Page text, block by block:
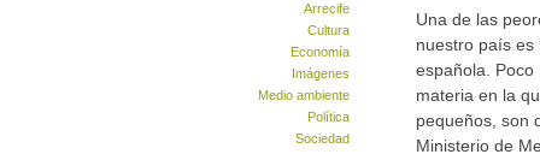
Una de las
nuestro país es
española.
materia en la
pequeños, son
Ministerio de
Arrecife
Cultura
Economía
Imágenes
Medio ambiente
Política
Sociedad